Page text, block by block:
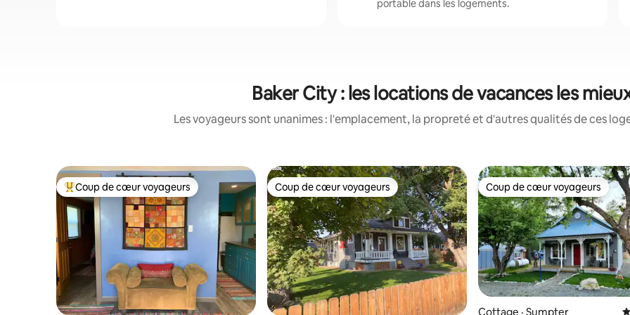
portable dans les logements.
Baker City : les locations de vacances les
Les voyageurs sont unanimes : l'emplacement, la propreté et d'autres qualités de ces
Coup de cœur voyageurs parmi les plus aimés
Coup de cœur voyageurs Coup de cœur voyageurs
Coup de cœur voyageurs Coup de cœur voyageurs
Coup de cœur voyageurs
Cottage · Sumpter